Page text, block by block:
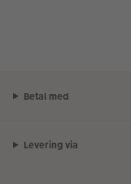
Betal med
Levering via